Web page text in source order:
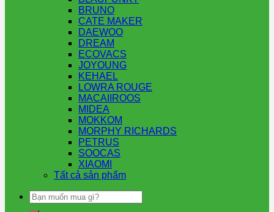
BRUNO
CATE MAKER
DAEWOO
DREAM
ECOVACS
JOYOUNG
KEHAEL
LOWRA ROUGE
MACAIIROOS
MIDEA
MOKKOM
MORPHY RICHARDS
PETRUS
SOOCAS
XIAOMI
Tất cả sản phẩm
Tìm
kiếm: